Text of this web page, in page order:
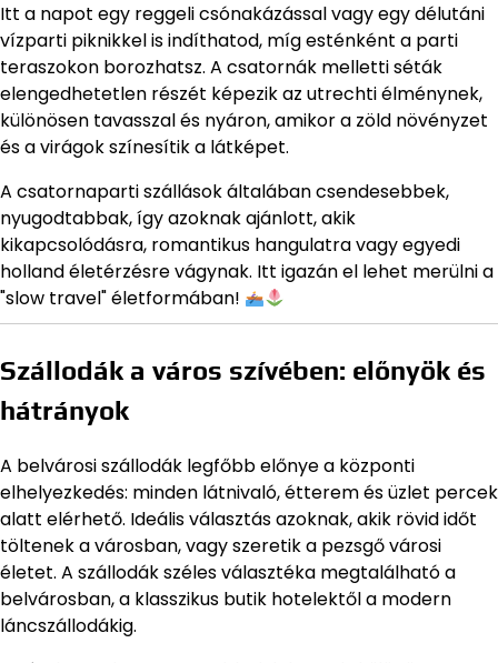
Itt a napot egy reggeli csónakázással vagy egy délutáni
vízparti piknikkel is indíthatod, míg esténként a parti
teraszokon borozhatsz. A csatornák melletti séták
elengedhetetlen részét képezik az utrechti élménynek,
különösen tavasszal és nyáron, amikor a zöld növényzet
és a virágok színesítik a látképet.
A csatornaparti szállások általában csendesebbek,
nyugodtabbak, így azoknak ajánlott, akik
kikapcsolódásra, romantikus hangulatra vagy egyedi
holland életérzésre vágynak. Itt igazán el lehet merülni a
"slow travel" életformában!
Szállodák a város szívében: előnyök és
hátrányok
A belvárosi szállodák legfőbb előnye a központi
elhelyezkedés: minden látnivaló, étterem és üzlet percek
alatt elérhető. Ideális választás azoknak, akik rövid időt
töltenek a városban, vagy szeretik a pezsgő városi
életet. A szállodák széles választéka megtalálható a
belvárosban, a klasszikus butik hotelektől a modern
láncszállodákig.